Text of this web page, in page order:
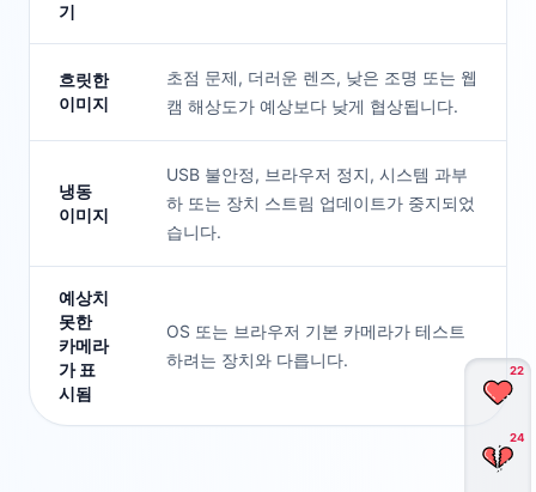
기
흐릿한
이미지
초점 문제, 더러운 렌즈, 낮은 조명 또는 웹
캠 해상도가 예상보다 낮게 협상됩니다.
냉동
이미지
USB 불안정, 브라우저 정지, 시스템 과부
하 또는 장치 스트림 업데이트가 중지되었
습니다.
예상치
못한
카메라
가 표
시됨
OS 또는 브라우저 기본 카메라가 테스트
하려는 장치와 다릅니다.
22
24